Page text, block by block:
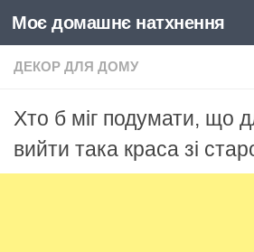
Skip to content
Моє домашнє натхнення
ДЕКОР ДЛЯ ДОМУ
Хто б міг подумати, що
вийти така краса зі